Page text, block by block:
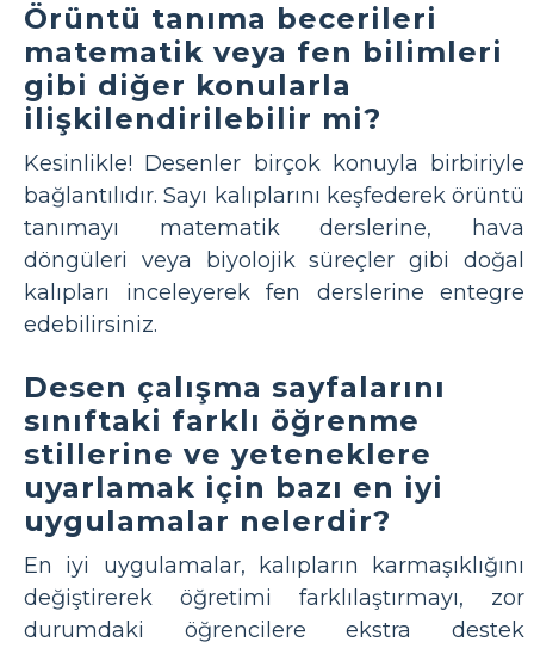
Örüntü tanıma becerileri
matematik veya fen bilimleri
gibi diğer konularla
ilişkilendirilebilir mi?
Kesinlikle! Desenler birçok konuyla birbiriyle
bağlantılıdır. Sayı kalıplarını keşfederek örüntü
tanımayı matematik derslerine, hava
döngüleri veya biyolojik süreçler gibi doğal
kalıpları inceleyerek fen derslerine entegre
edebilirsiniz.
Desen çalışma sayfalarını
sınıftaki farklı öğrenme
stillerine ve yeteneklere
uyarlamak için bazı en iyi
uygulamalar nelerdir?
En iyi uygulamalar, kalıpların karmaşıklığını
değiştirerek öğretimi farklılaştırmayı, zor
durumdaki öğrencilere ekstra destek